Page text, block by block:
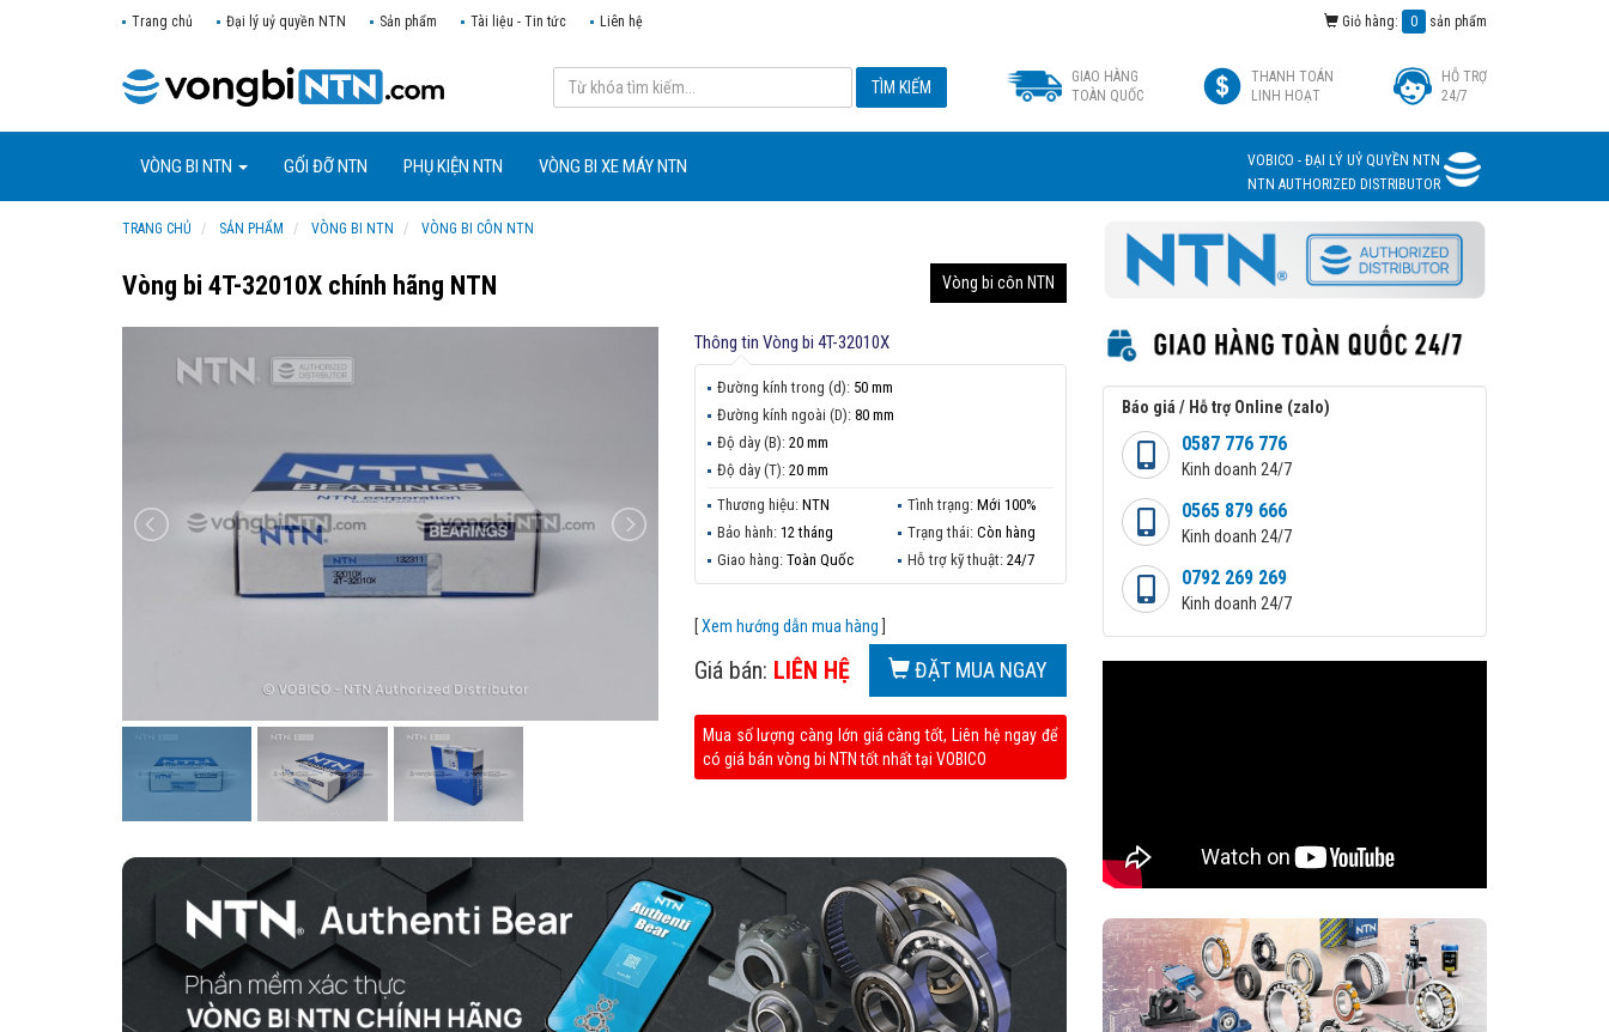
Trang chủ Đại lý uỷ quyền NTN Sản phẩm Tài liệu - Tin tức Liên hệ Giỏ hàng: 0 sản phẩm
GIAO HÀNG
TOÀN QUỐC
THANH TOÁN
LINH HOẠT
HỖ TRỢ
24/7
VÒNG BI NTN GỐI ĐỠ NTN PHỤ KIỆN NTN VÒNG BI XE MÁY NTN
VOBICO - ĐẠI LÝ UỶ QUYỀN NTN
NTN AUTHORIZED DISTRIBUTOR
TRANG CHỦ SẢN PHẨM VÒNG BI NTN VÒNG BI CÔN NTN
Vòng bi 4T-32010X chính hãng NTN Vòng bi côn NTN
Thông tin Vòng bi 4T-32010X
Đường kính trong (d): 50 mm
Đường kính ngoài (D): 80 mm
Độ dày (B): 20 mm
Độ dày (T): 20 mm
Thương hiệu: NTN Tình trạng:Mới 100%
Bảo hành: 12 tháng Trạng thái:Còn hàng
Giao hàng: Toàn Quốc Hỗ trợ kỹ thuật:24/7
[Xem hướng dẫn mua hàng
Giá bán: LIÊN HỆ ĐẶT MUA NGAY
Mua số lượng càng lớn giá càng tốt, Liên hệ ngay để
có giá bán vòng bi NTN tốt nhất tại VOBICO
Báo giá / Hỗ trợ Online (zalo)
0587 776 776
Kinh doanh 24/7
0565 879 666
Kinh doanh 24/7
0792 269 269
Kinh doanh 24/7